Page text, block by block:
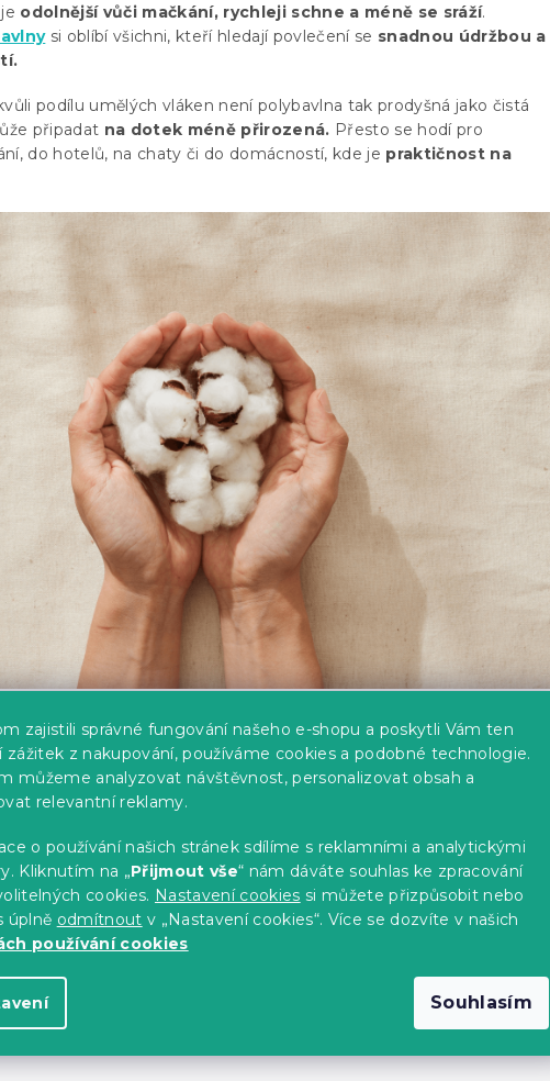
zajistili správné fungování našeho e-shopu a poskytli Vám ten
zážitek z nakupování, používáme cookies a podobné technologie.
můžeme analyzovat návštěvnost, personalizovat obsah a
relevantní reklamy.
o používání našich stránek sdílíme s reklamními a analytickými
Kliknutím na „Přijmout vše“ nám dáváte souhlas ke zpracování
cookies. Nastavení cookies si můžete přizpůsobit nebo
úplně odmítnout v „Nastavení cookies“. Více se dozvíte v našich
používání cookies
Souhlasím
odolnější vůči mačkání, rychleji schne a méně se sráží.
si oblíbí všichni, kteří hledají povlečení se snadnou údržbou a
podílu umělých vláken není polybavlna tak prodyšná jako čistá
připadat na dotek méně přirozená. Přesto se hodí pro
do hotelů, na chaty či do domácností, kde je praktičnost na
a polybavlny
prádlapatří mezi nejčastější volby klasická bavlna nebo směs bavlny
Každý z těchto materiálů má své přednosti i slabší stránky –
hebkostí a prodyšností, zatímco polybavlna nabízí praktičnost,
životnost. Rozdíly mezi nimi vám přiblížínásledující srovnání.
BAVLNA
POLYBAVLNA
přírodní
vlákna
dobrá, odvádí